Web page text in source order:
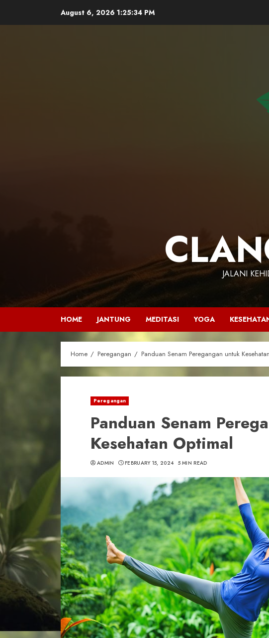
August 6, 2026 1:25:36 PM
JALANI
HOME JANTUNG MEDITASI YOGA
Home Peregangan Panduan Senam Peregangan untuk
Peregangan
Panduan Senam
Kesehatan Optimal
ADMIN FEBRUARY 15, 2024 5 MIN READ